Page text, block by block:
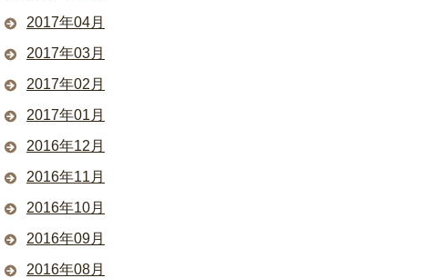
2017年04月
2017年03月
2017年02月
2017年01月
2016年12月
2016年11月
2016年10月
2016年09月
2016年08月